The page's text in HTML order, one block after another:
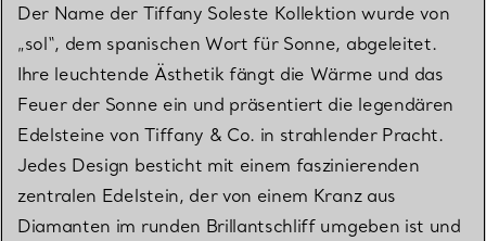
Der Name der Tiffany Soleste Kollektion wurde von
„sol“, dem spanischen Wort für Sonne, abgeleitet.
Ihre leuchtende Ästhetik fängt die Wärme und das
Feuer der Sonne ein und präsentiert die legendären
Edelsteine von Tiffany & Co. in strahlender Pracht.
Jedes Design besticht mit einem faszinierenden
zentralen Edelstein, der von einem Kranz aus
Diamanten im runden Brillantschliff umgeben ist und